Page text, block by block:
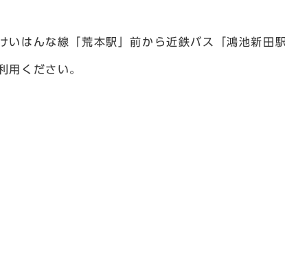
いはんな線「荒本駅」前から近鉄バス「鴻池新
用ください。